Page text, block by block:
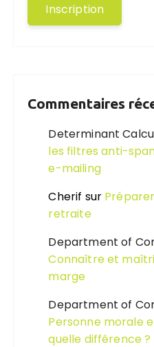
Commentaires
Determinant
les filtres anti-
e-mailing
Cherif sur
retraite
Department of
Connaître et
marge
Department of
Personne morale
quelle différence ?